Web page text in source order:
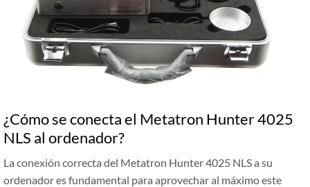
¿Cómo se conecta el Metatron Hunter 4025
NLS al ordenador?
La conexión correcta del Metatron Hunter 4025 NLS a su
ordenador es fundamental para aprovechar al máximo este